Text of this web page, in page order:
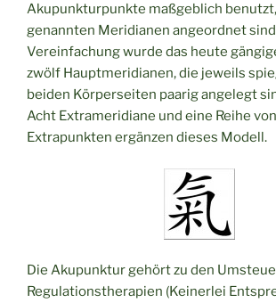
Akupunkturpunkte maßgeblich
genannten Meridianen angeordnet
Vereinfachung wurde das heute
zwölf Hauptmeridianen, die jeweils
beiden Körperseiten paarig angelegt
Acht Extrameridiane und eine Reihe
Extrapunkten ergänzen dieses Modell.
Die Akupunktur gehört zu den
Regulationstherapien (Keinerlei